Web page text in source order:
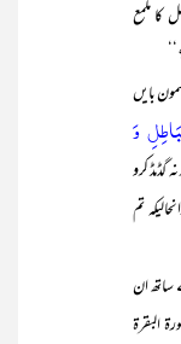
ملمع
بایں
وَ
نہ گڈمڈ کرو
تم
ان
البقرۃ